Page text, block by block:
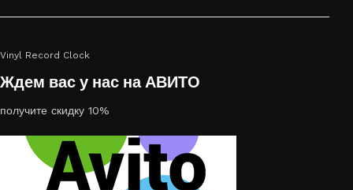
Vinyl Record Clock
Ждем вас у нас на АВИТО
получите скидку 10%